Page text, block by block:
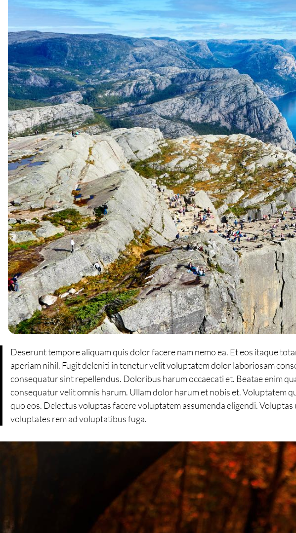
Deserunt tempore aliquam quis dolor facere nam nemo ea. Et eos itaque
aperiam nihil. Fugit deleniti in tenetur velit voluptatem dolor laboriosam
consequatur sint repellendus. Doloribus harum occaecati et. Beatae enim
consequatur velit omnis harum. Ullam dolor harum et nobis et. Voluptatem
quo eos. Delectus voluptas facere voluptatem assumenda eligendi.
voluptates rem ad voluptatibus fuga.